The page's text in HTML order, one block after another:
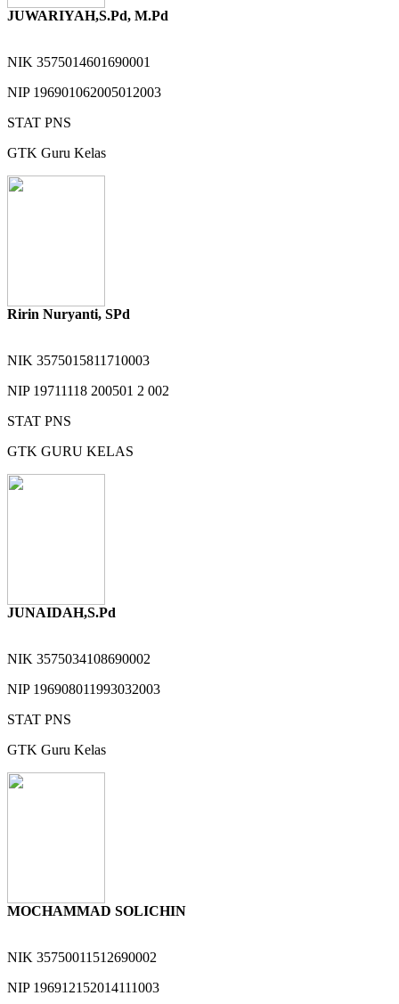
JUWARIYAH,S.Pd, M.Pd
NIK 3575014601690001
NIP 196901062005012003
STAT PNS
GTK Guru Kelas
Ririn Nuryanti, SPd
NIK 3575015811710003
NIP 19711118 200501 2 002
STAT PNS
GTK GURU KELAS
JUNAIDAH,S.Pd
NIK 3575034108690002
NIP 196908011993032003
STAT PNS
GTK Guru Kelas
MOCHAMMAD SOLICHIN
NIK 35750011512690002
NIP 196912152014111003